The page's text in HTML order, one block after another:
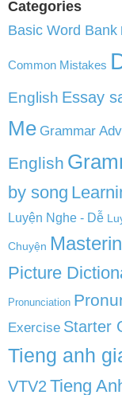
Categories
Basic Word Bank
Common Mistakes
English Essay
Me Grammar
English
by song
Luyện Nghe - Dễ
Chuyện
Picture
Pronunciation
Exercise Starter
Tieng anh
VTV2 Tieng